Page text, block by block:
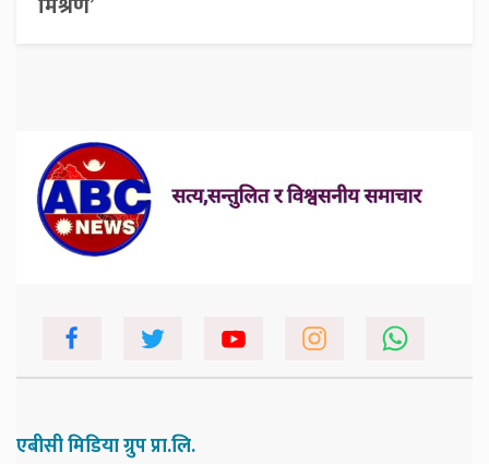
एबीसी मिडिया ग्रुप प्रा.लि.